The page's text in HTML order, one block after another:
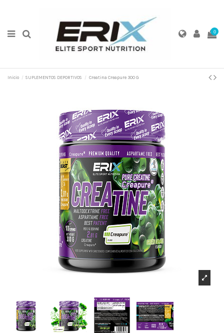
0
Inicio SUPLEMENTOS DEPORTIVOS Creatina Creapure 300 G